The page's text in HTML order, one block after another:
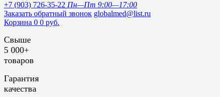
+7 (903) 726-35-22 Пн—Пт 9:00—17:00
Заказать обратный звонок globalmed@list.ru
Корзина 0 0 руб.
Свыше
5 000+
товаров
Гарантия
качества